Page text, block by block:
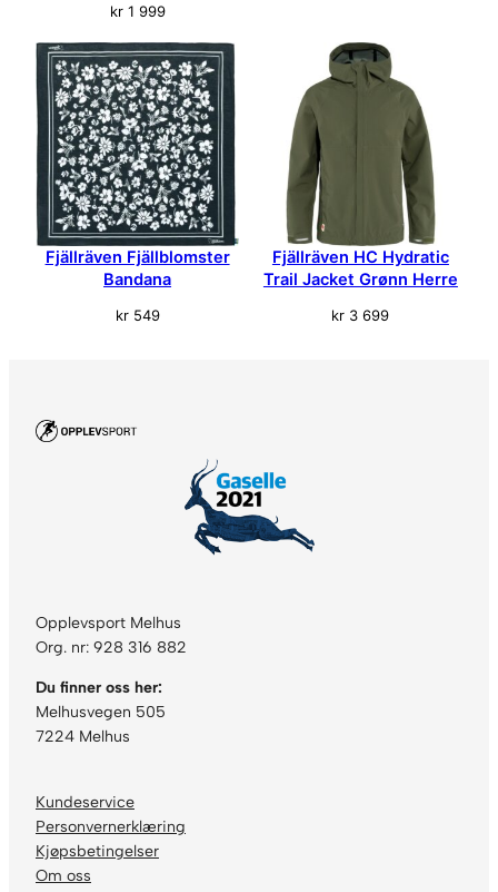
kr1 999
Fjällräven Fjällblomster
Bandana
kr549
Fjällräven HC Hydratic
Trail Jacket Grønn Herre
kr 3 699
Opplevsport Melhus
Org. nr: 928 316 882
Du finner oss her:
Melhusvegen 505
7224 Melhus
Kundeservice
Personvernerklæring
Kjøpsbetingelser
Om oss